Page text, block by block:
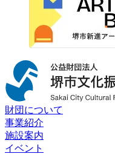
財団について
事業紹介
施設案内
イベント